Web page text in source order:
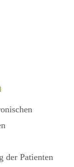
der Patienten